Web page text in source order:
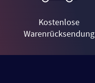
Kostenlose
Warenrücksendung